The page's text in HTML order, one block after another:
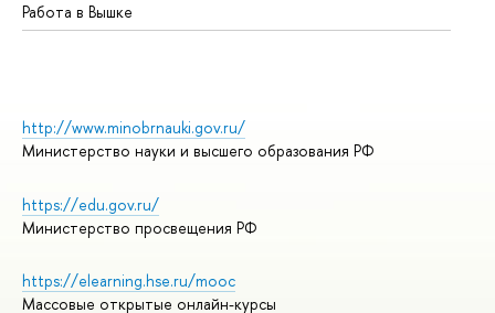
Работа в Вышке
http://www.minobrnauki.gov.ru/
Министерство науки и высшего образования РФ
https://edu.gov.ru/
Министерство просвещения РФ
https://elearning.hse.ru/mooc
Массовые открытые онлайн-курсы